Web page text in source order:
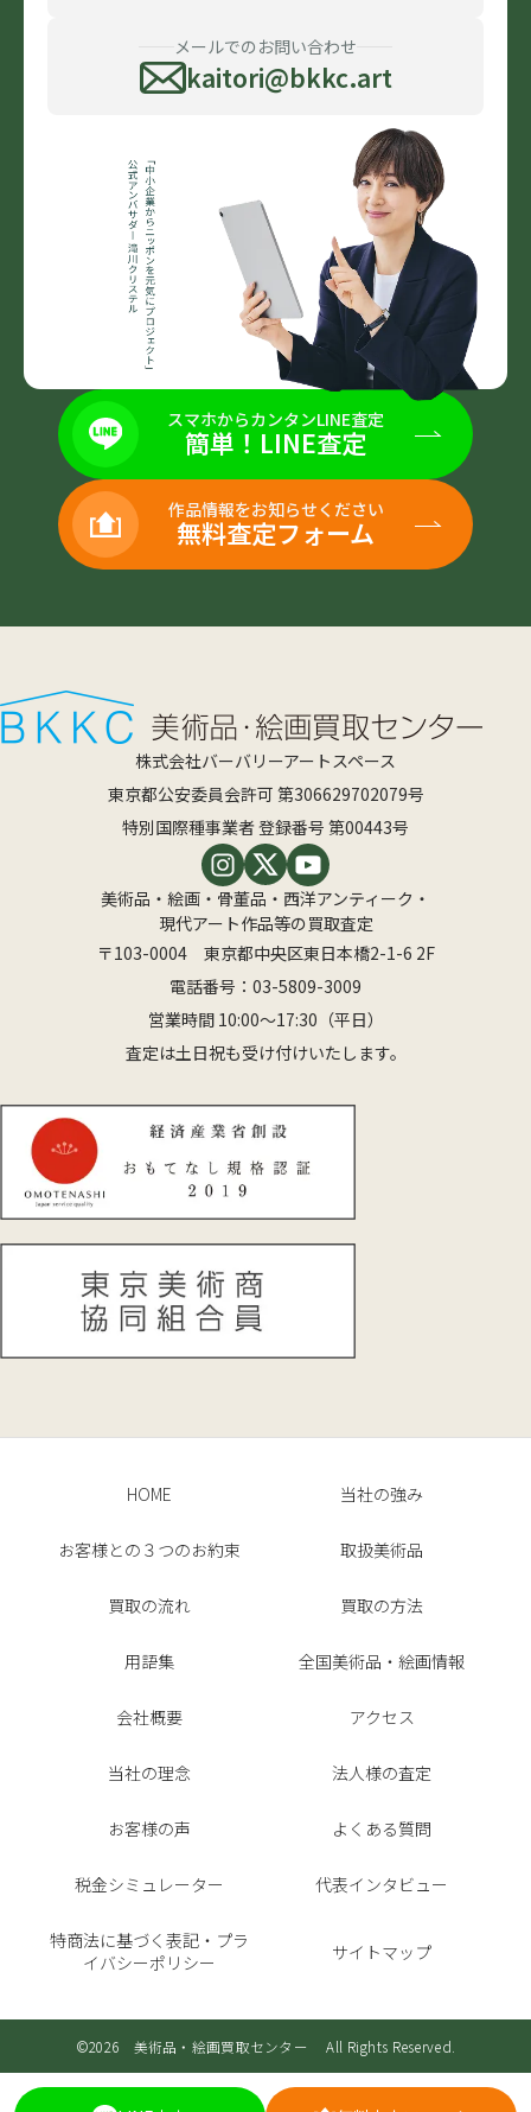
メールでのお問い合わせ
kaitori@bkkc.art
スマホからカンタンLINE査定
簡単！LINE査定
作品情報をお知らせください
無料査定フォーム
株式会社バーバリーアートスペース
東京都公安委員会許可 第306629702079号
特別国際種事業者 登録番号 第00443号
美術品・絵画・骨董品・西洋アンティーク・
現代アート作品等の買取査定
〒103-0004 東京都中央区東日本橋2-1-6 2F
電話番号： 03-5809-3009
営業時間 10:00〜17:30（平日）
査定は土日祝も受け付けいたします。
HOME 当社の強み
お客様との３つのお約束 取扱美術品
買取の流れ 買取の方法
用語集 全国美術品・絵画情報
会社概要 アクセス
当社の理念 法人様の査定
お客様の声 よくある質問
税金シミュレーター 代表インタビュー
特商法に基づく表記・プラ
イバシーポリシー
サイトマップ
©2026 美術品・絵画買取センター All Rights Reserved.